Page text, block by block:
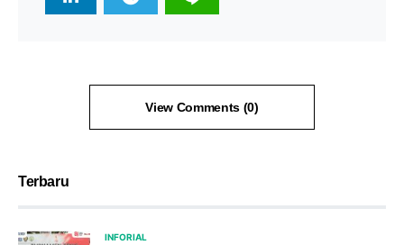
View Comments (0)
Terbaru
INFORIAL